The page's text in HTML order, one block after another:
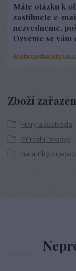
Zboží
Hory a svoboda
Přírodní motivy
náramky z
Máte otázku k
zastihnete e-
nezvedneme,
Ozveme se